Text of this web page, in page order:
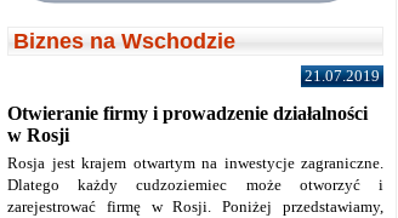
Biznes na Wschodzie
21.07.2019
Otwieranie firmy i prowadzenie działalności
w Rosji
Rosja jest krajem otwartym na inwestycje zagraniczne.
Dlatego każdy cudzoziemiec może otworzyć i
zarejestrować firmę w Rosji. Poniżej przedstawiamy,